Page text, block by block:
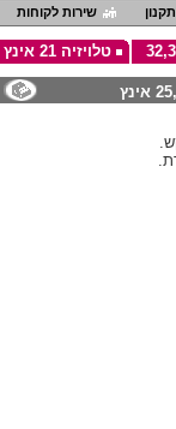
תקנון שירות לקוחות
טלויזיה 21 אינץ